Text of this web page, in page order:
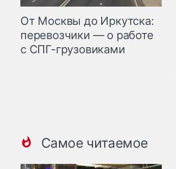
От Москвы до Иркутска:
перевозчики — о работе
с СПГ-грузовиками
Самое читаемое